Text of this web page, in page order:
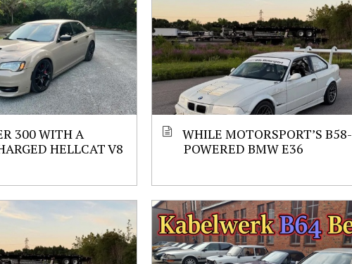
300 WITH A
HELLCAT V8
WHILE MOTORSPORT’S B58-
POWERED BMW E36